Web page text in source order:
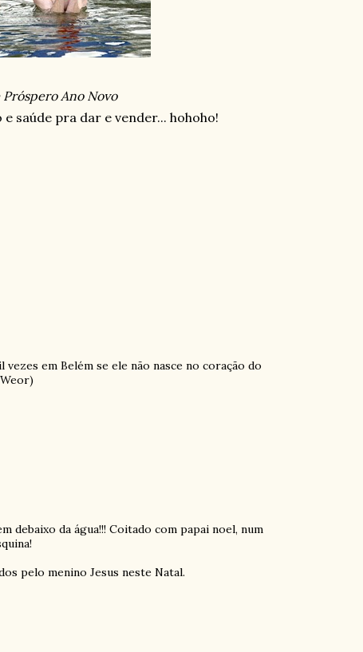
Próspero Ano Novo
saúde pra dar e vender... hohoho!
em Belém se ele não nasce no coração do
debaixo da água!!! Coitado com papai noel, num
pelo menino Jesus neste Natal.